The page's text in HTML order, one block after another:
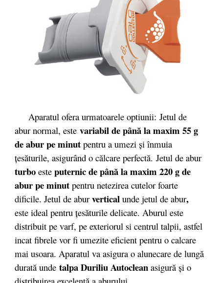
Aparatul ofera urmatoarele optiunii: Jetul de
abur normal, este variabil de până la maxim 55 g
de abur pe minut pentru a umezi şi înmuia
ţesăturile, asigurând o călcare perfectă. Jetul de abur
turbo este puternic de până la maxim 220 g de
abur pe minut pentru netezirea cutelor foarte
dificile. Jetul de abur vertical unde jetul de abur,
este ideal pentru ţesăturile delicate. Aburul este
distribuit pe varf, pe exteriorul si centrul talpii, astfel
incat fibrele vor fi umezite eficient pentru o calcare
mai usoara. Aparatul va asigura o alunecare de lungă
durată unde talpa Duriliu Autoclean asigură şi o